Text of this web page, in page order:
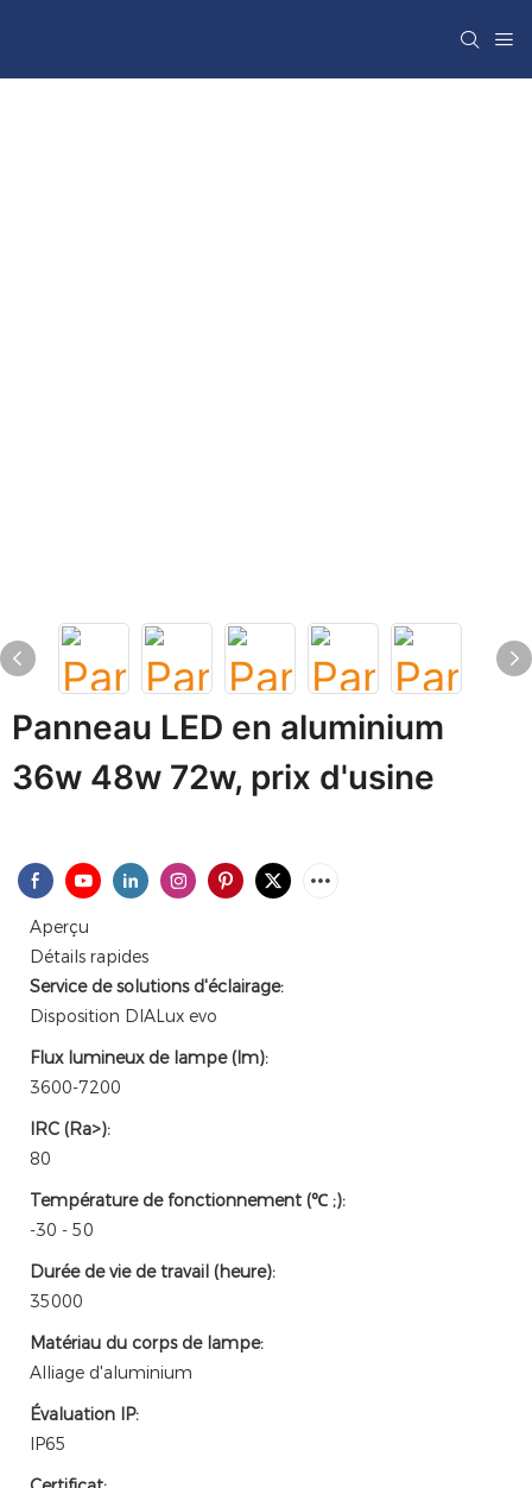
Panneau LED en aluminium
36w 48w 72w, prix d'usine
Aperçu
Détails rapides
Service de solutions d'éclairage:
Disposition DIALux evo
Flux lumineux de lampe (lm):
3600-7200
IRC (Ra>):
80
Température de fonctionnement (℃ ;):
-30 - 50
Durée de vie de travail (heure):
35000
Matériau du corps de lampe:
Alliage d'aluminium
Évaluation IP:
IP65